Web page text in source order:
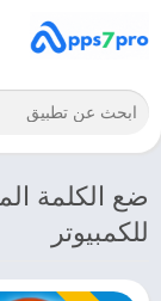
ضع الكلمة
للكمبيوتر